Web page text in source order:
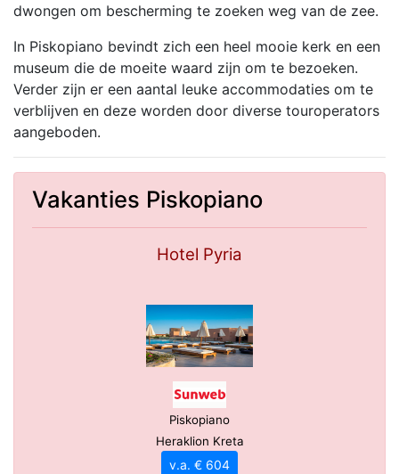
dwongen om bescherming te zoeken weg van de zee.
In Piskopiano bevindt zich een heel mooie kerk en een
museum die de moeite waard zijn om te bezoeken.
Verder zijn er een aantal leuke accommodaties om te
verblijven en deze worden door diverse touroperators
aangeboden.
Vakanties Piskopiano
Hotel Pyria
Piskopiano
Heraklion Kreta
v.a. € 604